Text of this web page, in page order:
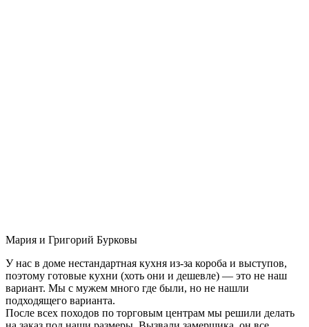
Мария и Григорий Бурковы
У нас в доме нестандартная кухня из-за короба и выступов,
поэтому готовые кухни (хоть они и дешевле) — это не наш
вариант. Мы с мужем много где были, но не нашли
подходящего варианта.
После всех походов по торговым центрам мы решили делать